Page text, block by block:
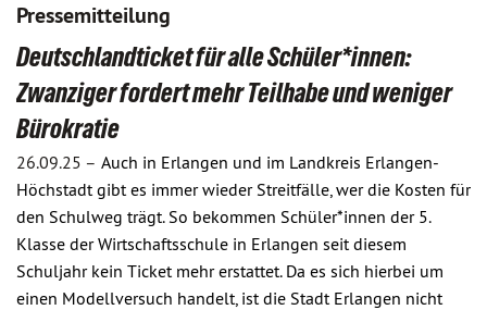
Pressemitteilung
Deutschlandticket für alle Schüler*innen:
Zwanziger fordert mehr Teilhabe und weniger
Bürokratie
26.09.25 – Auch in Erlangen und im Landkreis Erlangen-
Höchstadt gibt es immer wieder Streitfälle, wer die Kosten für
den Schulweg trägt. So bekommen Schüler*innen der 5.
Klasse der Wirtschaftsschule in Erlangen seit diesem
Schuljahr kein Ticket mehr erstattet. Da es sich hierbei um
einen Modellversuch handelt, ist die Stadt Erlangen nicht